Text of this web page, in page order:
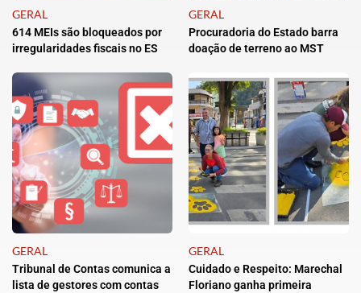
GERAL
614 MEIs são bloqueados por
irregularidades fiscais no ES
GERAL
Procuradoria do Estado barra
doação de terreno ao MST
GERAL
Tribunal de Contas comunica a
lista de gestores com contas
GERAL
Cuidado e Respeito: Marechal
Floriano ganha primeira